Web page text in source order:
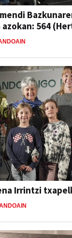
564
Irrintzi